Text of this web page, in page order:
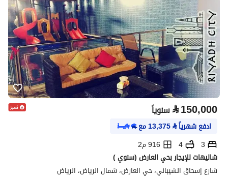
⃁150,000 سنوياً
ادفع شهرياً⃁
13,375مع
3
4
916 م2
شاليهات للإيجار بحي العارض (سنوي )
شارع إسحاق الشيباني، حي العارض، شمال الرياض، الرياض